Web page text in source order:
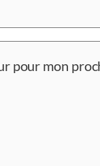
pour mon